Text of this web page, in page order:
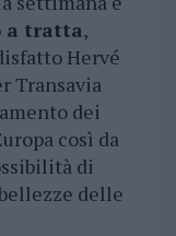
a tratta,
Hervé
Transavia
dei
così da
di
delle